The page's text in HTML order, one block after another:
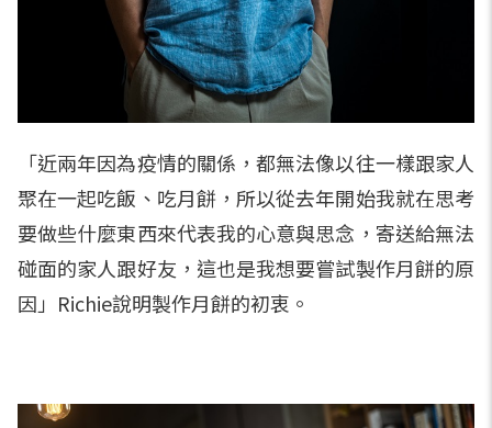
「近兩年因為疫情的關係，都無法像以往一樣跟家人
聚在一起吃飯、吃月餅，所以從去年開始我就在思考
要做些什麼東西來代表我的心意與思念，寄送給無法
碰面的家人跟好友，這也是我想要嘗試製作月餅的原
因」Richie說明製作月餅的初衷。